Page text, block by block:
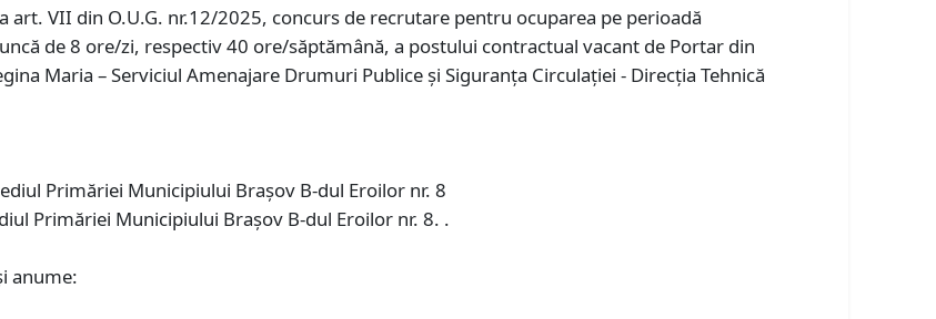
art. VII din O.U.G. nr.12/2025, concurs de recrutare pentru ocuparea pe perioadă
de 8 ore/zi, respectiv 40 ore/săptămână, a postului contractual vacant de Portar din
Maria – Serviciul Amenajare Drumuri Publice și Siguranța Circulației - Direcţia Tehnică
Primăriei Municipiului Braşov B-dul Eroilor nr. 8
Primăriei Municipiului Braşov B-dul Eroilor nr. 8. .
anume: